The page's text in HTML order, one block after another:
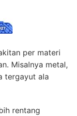
per materi
Misalnya metal,
tergayut ala
rentang